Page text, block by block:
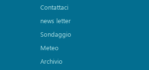
Contattaci
news letter
Sondaggio
Meteo
Archivio